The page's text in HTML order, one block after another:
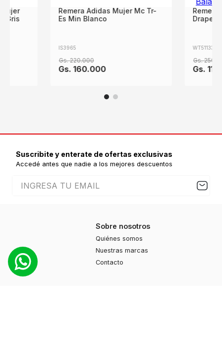
Gris
Remera Adidas Mujer Mc Tr-
Es Min Blanco
IS3965
Gs. 220.000
Gs. 160.000
Remera
Drapey
Gs. 250
Gs. 110
Suscribite y enterate de ofertas exclusivas
Accedé antes que nadie a los mejores descuentos
Sobre nosotros
Quiénes somos
Nuestras marcas
Contacto